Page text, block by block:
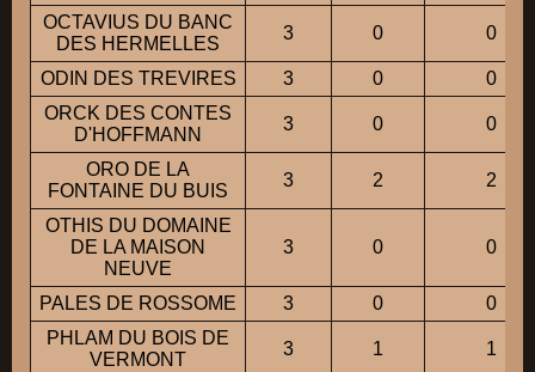
OCTAVIUS DU BANC
DES HERMELLES
3 0 0
ODIN DES TREVIRES 3 0
0
ORCK DES CONTES
D'HOFFMANN
3 0 0
ORO DE LA
FONTAINE DU BUIS
3 2 2
OTHIS DU DOMAINE
DE LA MAISON
NEUVE
3 0 0
PALES DE ROSSOME 3 0
0
PHLAM DU BOIS DE
VERMONT
3 1 1